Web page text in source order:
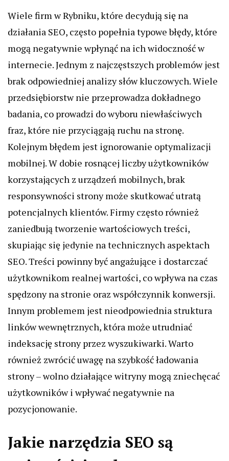
Wiele firm w Rybniku, które decydują się na
działania SEO, często popełnia typowe błędy, które
mogą negatywnie wpłynąć na ich widoczność w
internecie. Jednym z najczęstszych problemów jest
brak odpowiedniej analizy słów kluczowych. Wiele
przedsiębiorstw nie przeprowadza dokładnego
badania, co prowadzi do wyboru niewłaściwych
fraz, które nie przyciągają ruchu na stronę.
Kolejnym błędem jest ignorowanie optymalizacji
mobilnej. W dobie rosnącej liczby użytkowników
korzystających z urządzeń mobilnych, brak
responsywności strony może skutkować utratą
potencjalnych klientów. Firmy często również
zaniedbują tworzenie wartościowych treści,
skupiając się jedynie na technicznych aspektach
SEO. Treści powinny być angażujące i dostarczać
użytkownikom realnej wartości, co wpływa na czas
spędzony na stronie oraz współczynnik konwersji.
Innym problemem jest nieodpowiednia struktura
linków wewnętrznych, która może utrudniać
indeksację strony przez wyszukiwarki. Warto
również zwrócić uwagę na szybkość ładowania
strony – wolno działające witryny mogą zniechęcać
użytkowników i wpływać negatywnie na
pozycjonowanie.
Jakie narzędzia SEO są